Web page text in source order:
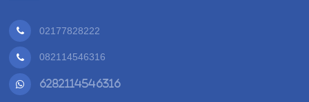
02177828222
082114546316
6282114546316